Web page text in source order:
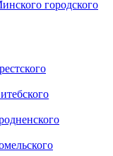
городского